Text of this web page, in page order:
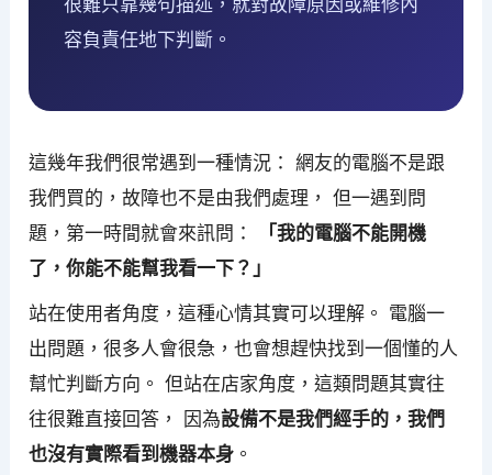
很難只靠幾句描述，就對故障原因或維修內
容負責任地下判斷。
這幾年我們很常遇到一種情況： 網友的電腦不是跟
我們買的，故障也不是由我們處理， 但一遇到問
題，第一時間就會來訊問：
「我的電腦不能開機
了，你能不能幫我看一下？」
站在使用者角度，這種心情其實可以理解。 電腦一
出問題，很多人會很急，也會想趕快找到一個懂的人
幫忙判斷方向。 但站在店家角度，這類問題其實往
往很難直接回答， 因為設備不是我們經手的，我們
也沒有實際看到機器本身 。